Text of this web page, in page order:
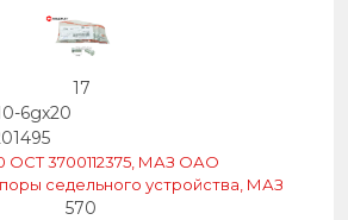
17
6gх20
ОСТ 3700112375, МАЗ ОАО
седельного устройства, МАЗ
570